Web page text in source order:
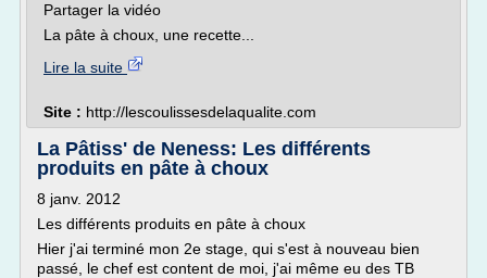
Partager la vidéo
La pâte à choux, une recette...
Lire la suite
Site : http://lescoulissesdelaqualite.com
La Pâtiss' de Neness: Les différents
produits en pâte à choux
8 janv. 2012
Les différents produits en pâte à choux
Hier j'ai terminé mon 2e stage, qui s'est à nouveau bien
passé, le chef est content de moi, j'ai même eu des TB